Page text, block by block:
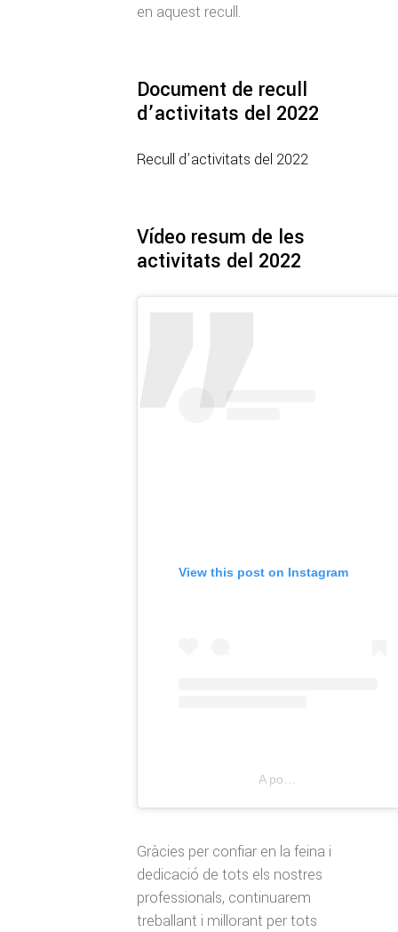
en aquest recull.
Document de recull
d’activitats del 2022
Recull d’activitats del 2022
Vídeo resum de les
activitats del 2022
View this post on Instagram
Gràcies per confiar en la feina i
dedicació de tots els nostres
professionals, continuarem
treballant i millorant per tots